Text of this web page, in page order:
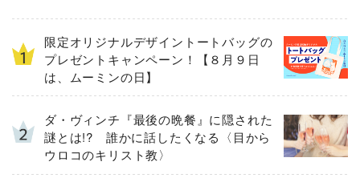
限定オリジナルデザイントートバッグの
プレゼントキャンペーン！【８月９日
は、ムーミンの日】
ダ・ヴィンチ『最後の晩餐』に隠された
謎とは!? 誰かに話したくなる〈目から
ウロコのキリスト教〉